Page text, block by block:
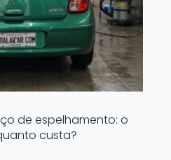
de espelhamento: o
custa?